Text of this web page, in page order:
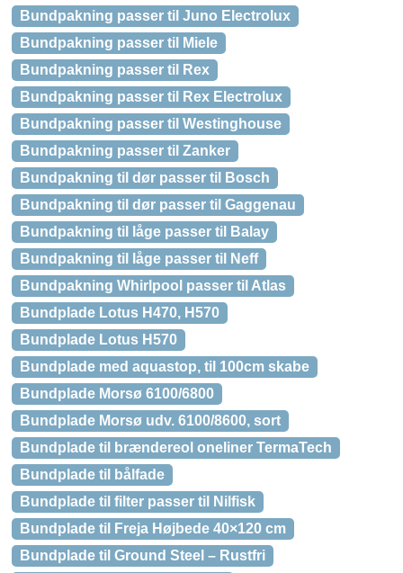
Bundpakning passer til Juno Electrolux
Bundpakning passer til Miele
Bundpakning passer til Rex
Bundpakning passer til Rex Electrolux
Bundpakning passer til Westinghouse
Bundpakning passer til Zanker
Bundpakning til dør passer til Bosch
Bundpakning til dør passer til Gaggenau
Bundpakning til låge passer til Balay
Bundpakning til låge passer til Neff
Bundpakning Whirlpool passer til Atlas
Bundplade Lotus H470, H570
Bundplade Lotus H570
Bundplade med aquastop, til 100cm skabe
Bundplade Morsø 6100/6800
Bundplade Morsø udv. 6100/8600, sort
Bundplade til brændereol oneliner TermaTech
Bundplade til bålfade
Bundplade til filter passer til Nilfisk
Bundplade til Freja Højbede 40×120 cm
Bundplade til Ground Steel – Rustfri